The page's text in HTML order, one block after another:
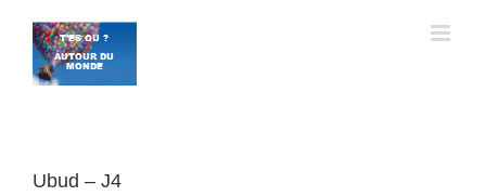
contenu
Ubud – J4